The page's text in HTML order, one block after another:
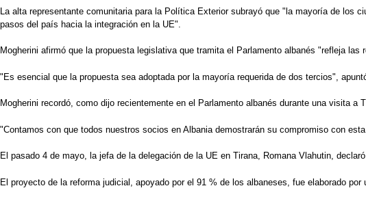
La alta representante comunitaria para la Política Exterior subrayó que "la mayoría de los
pasos del país hacia la integración en la UE".
Mogherini afirmó que la propuesta legislativa que tramita el Parlamento albanés "refleja
"Es esencial que la propuesta sea adoptada por la mayoría requerida de dos tercios",
Mogherini recordó, como dijo recientemente en el Parlamento albanés durante una visita
"Contamos con que todos nuestros socios en Albania demostrarán su compromiso con
El pasado 4 de mayo, la jefa de la delegación de la UE en Tirana, Romana Vlahutin,
El proyecto de la reforma judicial, apoyado por el 91 % de los albaneses, fue elaborado